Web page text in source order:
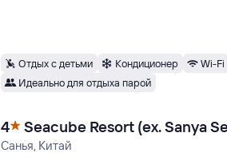
Отдых с детьми Кондиционер
Wi-Fi
Идеально для отдыха парой
4 Seacube Resort (ex. Sanya
Санья, Китай